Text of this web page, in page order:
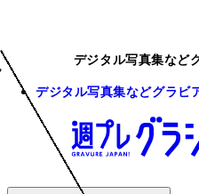
デジタル写真集など
デジタル写真集などグラビ